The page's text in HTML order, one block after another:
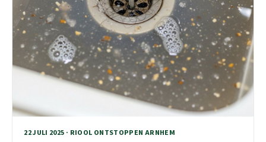
22 JULI 2025 · RIOOL ONTSTOPPEN ARNHEM